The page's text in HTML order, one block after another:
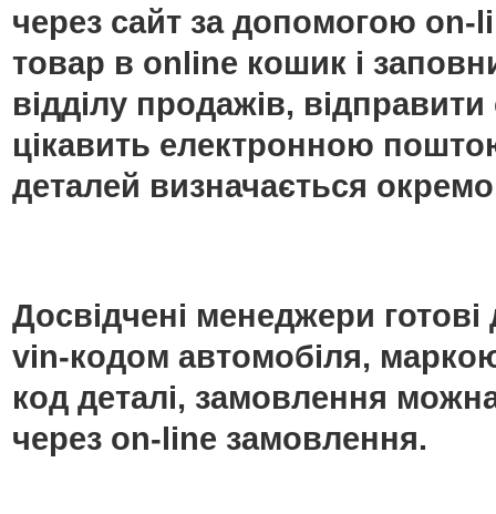
через сайт за допомогою
товар в online кошик і
відділу продажів,
цікавить електронною
деталей визначається
Досвідчені менеджери
vin-кодом автомобіля,
код деталі, замовлення
через on-line замовлення.